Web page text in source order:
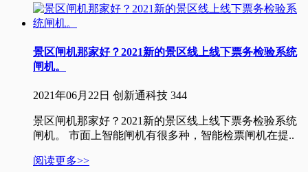
景区闸机那家好？2021新的景区线上线下票务检验系统
闸机。
2021年06月22日 创新通科技 344
景区闸机那家好？2021新的景区线上线下票务检验系统
闸机。 市面上智能闸机有很多种，智能检票闸机在提..
阅读更多>>